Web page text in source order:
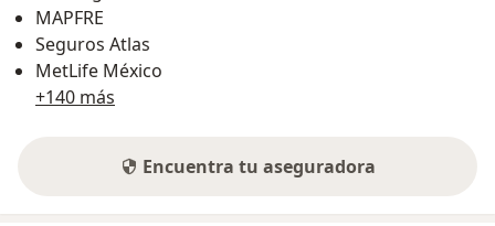
MAPFRE
Seguros Atlas
MetLife México
+140 más
Encuentra tu aseguradora